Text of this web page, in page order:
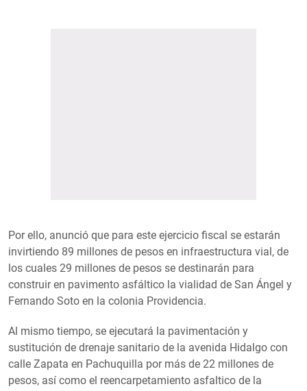
Por ello, anunció que para este ejercicio fiscal se estarán
invirtiendo 89 millones de pesos en infraestructura vial, de
los cuales 29 millones de pesos se destinarán para
construir en pavimento asfáltico la vialidad de San Ángel y
Fernando Soto en la colonia Providencia.
Al mismo tiempo, se ejecutará la pavimentación y
sustitución de drenaje sanitario de la avenida Hidalgo con
calle Zapata en Pachuquilla por más de 22 millones de
pesos, así como el reencarpetamiento asfaltico de la